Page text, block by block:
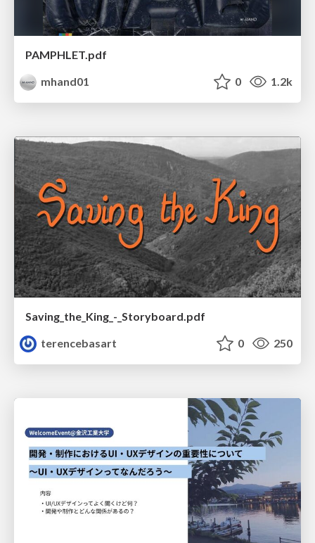
PAMPHLET.pdf
mhand01
0 1.2k
Saving_the_King_-_Storyboard.pdf
terencebasart
0 250